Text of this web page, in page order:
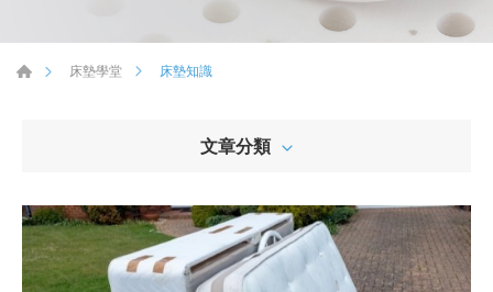
床墊學堂 床墊知識
文章分類